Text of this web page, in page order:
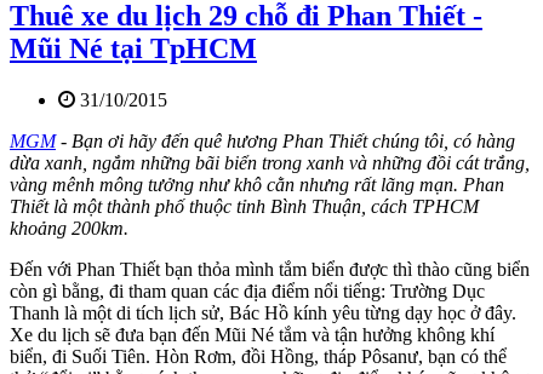
Thuê xe du lịch 29 chỗ đi Phan Thiết -
Mũi Né tại TpHCM
31/10/2015
MGM- Bạn ơi hãy đến quê hương Phan Thiết chúng tôi, có hàng
dừa xanh, ngắm những bãi biển trong xanh và những đồi cát trắng,
vàng mênh mông tưởng như khô cằn nhưng rất lãng mạn. Phan
Thiết là một thành phố thuộc tỉnh Bình Thuận, cách TPHCM
khoảng 200km.
Đến với Phan Thiết bạn thỏa mình tắm biển được thì thào cũng biển
còn gì bằng, đi tham quan các địa điểm nổi tiếng: Trường Dục
Thanh là một di tích lịch sử, Bác Hồ kính yêu từng dạy học ở đây.
Xe du lịch sẽ đưa bạn đến Mũi Né tắm và tận hưởng không khí
biển, đi Suối Tiên. Hòn Rơm, đồi Hồng, tháp Pôsanư, bạn có thể